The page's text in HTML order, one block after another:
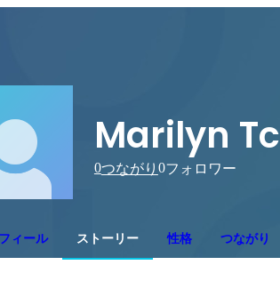
Marilyn Tc
0つながり 0フォロワー
ィール ストーリー 性格 つながり